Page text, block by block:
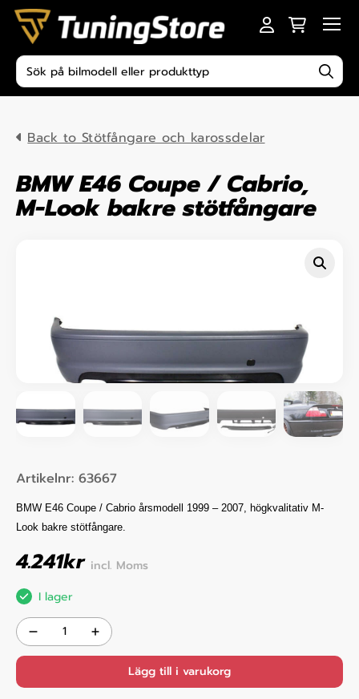
Skip to content
Produktsökning
Back to Stötfångare och karossdelar
BMW E46 Coupe / Cabrio,
M-Look bakre stötfångare
Artikelnr: 63667
BMW E46 Coupe / Cabrio årsmodell 1999 – 2007, högkvalitativ M-
Look bakre stötfångare.
4.241kr incl. Moms
I lager
Lägg till i varukorg